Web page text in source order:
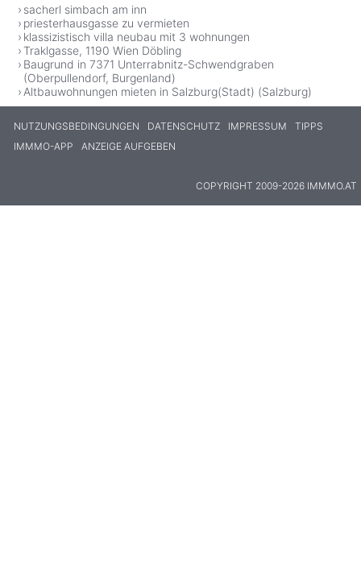
sacherl simbach am inn
priesterhausgasse zu vermieten
klassizistisch villa neubau mit 3 wohnungen
Traklgasse, 1190 Wien Döbling
Baugrund in 7371 Unterrabnitz-Schwendgraben
(Oberpullendorf, Burgenland)
Altbauwohnungen mieten in Salzburg(Stadt) (Salzburg)
NUTZUNGSBEDINGUNGEN DATENSCHUTZ IMPRESSUM
TIPPS
IMMMO-APP
ANZEIGE AUFGEBEN
COPYRIGHT 2009-2026 IMMMO.AT